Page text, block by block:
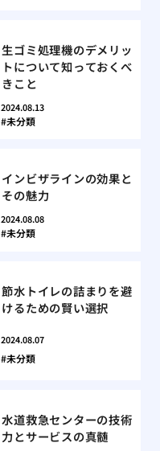
生ゴミ処理機のデメリッ
トについて知っておくべ
きこと
2024.08.13
未分類
インビザラインの効果と
その魅力
2024.08.08
未分類
節水トイレの詰まりを避
けるための賢い選択
2024.08.07
未分類
水道救急センターの技術
力とサービスの真髄